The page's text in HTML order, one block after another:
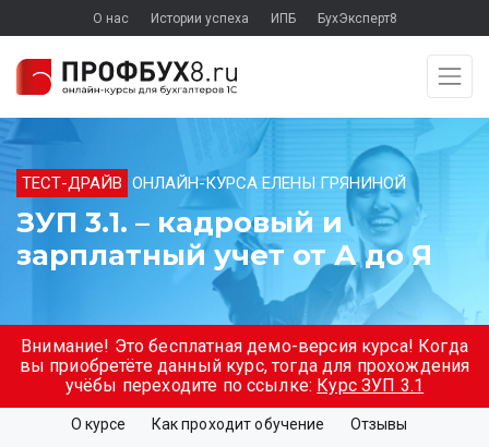
О нас Истории успеха ИПБ БухЭксперт8
ТЕСТ-ДРАЙВ ОНЛАЙН-КУРСА ЕЛЕНЫ ГРЯНИНОЙ
ЗУП 3.1. – кадровый и
зарплатный учет от А до Я
Внимание! Это бесплатная демо-версия курса! Когда
вы приобретёте данный курс, тогда для прохождения
учёбы переходите по ссылке: Курс ЗУП 3.1
О курсе Как проходит обучение Отзывы